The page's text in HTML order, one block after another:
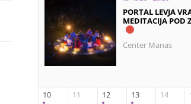
PORTAL LEVJA
MEDITACIJA POD
Center Manas
10 11 12 13 14